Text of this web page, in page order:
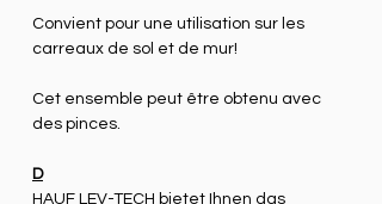
Convient pour une utilisation sur les
carreaux de sol et de mur!
Cet ensemble peut être obtenu avec
des pinces.
D
HAUF LEV-TECH bietet Ihnen das